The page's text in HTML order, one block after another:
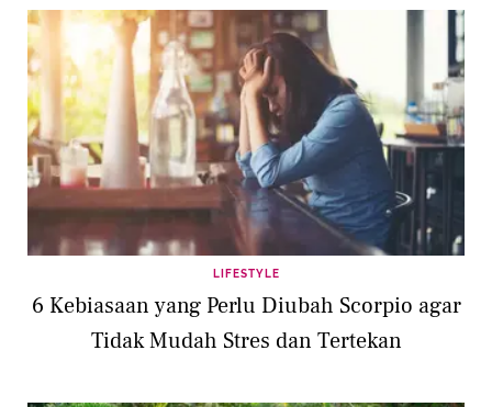
LIFESTYLE
6 Kebiasaan yang Perlu Diubah Scorpio agar
Tidak Mudah Stres dan Tertekan